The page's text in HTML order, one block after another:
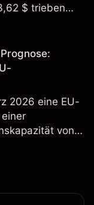
$ trieben
stieg. Die
Ergebnisse.
2026 eine EU-
von